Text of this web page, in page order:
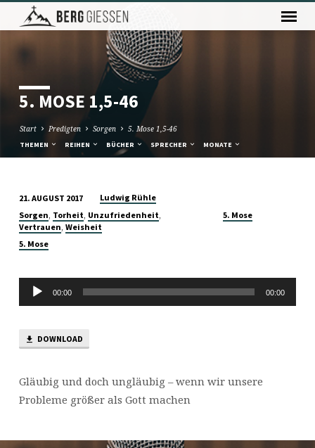
5. MOSE 1,5-46
Start Predigten Sorgen 5. Mose 1,5-46
THEMEN REIHEN BÜCHER SPRECHER MONATE
5.
MOSE
1,5-
21. AUGUST 2017
Ludwig Rühle
Sorgen, Torheit, Unzufriedenheit,
Vertrauen, Weisheit
5. Mose
5. Mose
Audio-
Player
00:00 00:00
DOWNLOAD
Gläubig und doch ungläubig – wenn wir unsere
Probleme größer als Gott machen